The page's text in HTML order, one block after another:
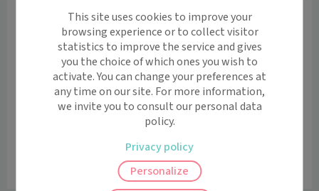
Praticiens
Médecin généraliste
Dr Martial
This site uses cookies to improve your
browsing experience or to collect visitor
statistics to improve the service and gives
you the choice of which ones you wish to
activate. You can change your preferences at
any time on our site. For more information,
we invite you to consult our personal data
policy.
Personalize
Privacy policy